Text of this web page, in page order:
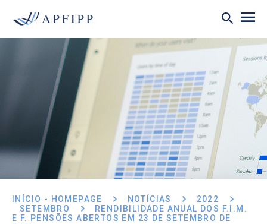
INÍCIO - HOMEPAGE NOTÍCIAS
2022
SETEMBRO
RENDIBILIDADE ANUAL DOS F.I.M.
E F. PENSÕES ABERTOS EM 23 DE SETEMBRO DE